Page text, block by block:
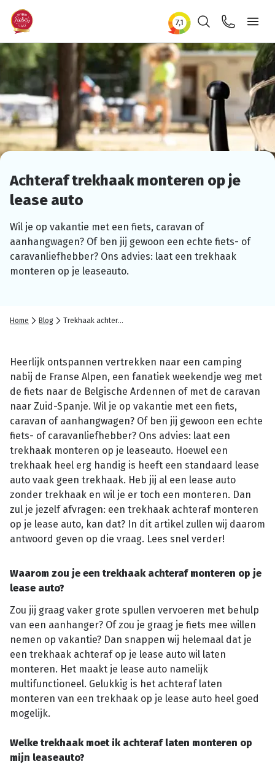
ZoekenContact
Achteraf trekhaak monteren op je
lease auto
Wil je op vakantie met een fiets, caravan of
aanhangwagen? Of ben jij gewoon een echte fiets- of
caravanliefhebber? Ons advies: laat een trekhaak
monteren op je leaseauto.
Home Blog Trekhaak achteraf monteren op je lease auto, kan dat?
Heerlijk ontspannen vertrekken naar een camping
nabij de Franse Alpen, een fanatiek weekendje weg met
de fiets naar de Belgische Ardennen of met de caravan
naar Zuid-Spanje. Wil je op vakantie met een fiets,
caravan of aanhangwagen? Of ben jij gewoon een echte
fiets- of caravanliefhebber? Ons advies: laat een
trekhaak monteren op je leaseauto. Hoewel een
trekhaak heel erg handig is heeft een standaard lease
auto vaak geen trekhaak. Heb jij al een lease auto
zonder trekhaak en wil je er toch een monteren. Dan
zul je jezelf afvragen: een trekhaak achteraf monteren
op je lease auto, kan dat? In dit artikel zullen wij daarom
antwoord geven op die vraag. Lees snel verder!
Waarom zou je een trekhaak achteraf monteren op je
lease auto?
Zou jij graag vaker grote spullen vervoeren met behulp
van een aanhanger? Of zou je graag je fiets mee willen
nemen op vakantie? Dan snappen wij helemaal dat je
een trekhaak achteraf op je lease auto wil laten
monteren. Het maakt je lease auto namelijk
multifunctioneel. Gelukkig is het achteraf laten
monteren van een trekhaak op je lease auto heel goed
mogelijk.
Welke trekhaak moet ik achteraf laten monteren op
mijn leaseauto?